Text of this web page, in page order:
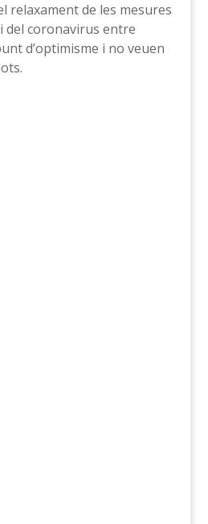
relaxament de les mesures
del coronavirus entre
d’optimisme i no veuen